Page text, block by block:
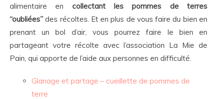
alimentaire en collectant les pommes de terres
“oubliées” des récoltes. Et en plus de vous faire du bien en
prenant un bol d’air, vous pourrez faire le bien en
partageant votre récolte avec l’association La Mie de
Pain, qui apporte de l’aide aux personnes en difficulté.
Glanage et partage – cueillette de pommes de
terre